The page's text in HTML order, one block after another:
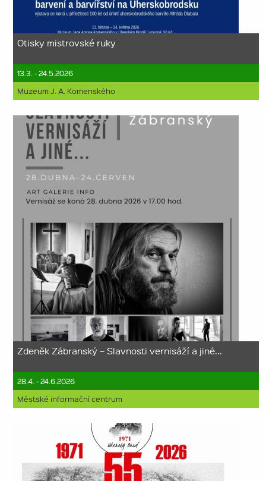
Otisky mistrovské ruky
13.3. - 24.5.2026
Muzeum J. A. Komenského
Zdeněk Zábranský – Slavnosti vernisáží a jiné...
28.4. - 24.6.2026
Městské informační centrum